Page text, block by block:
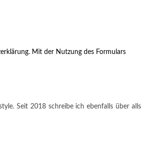
Mit der Nutzung des Formulars
Seit 2018 schreibe ich ebenfalls über alls